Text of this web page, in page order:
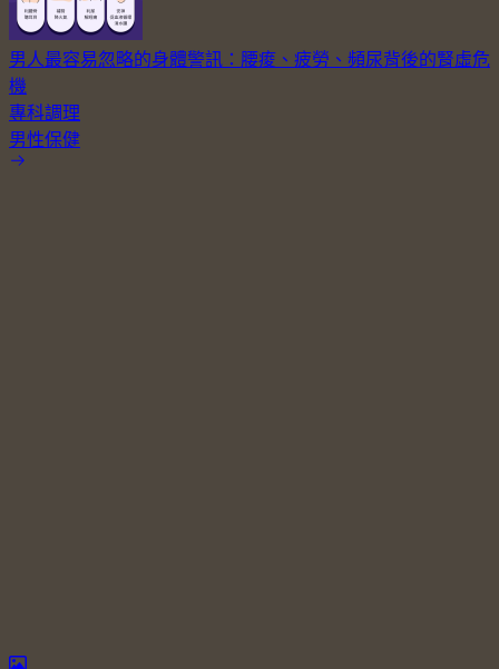
男人最容易忽略的身體警訊：腰痠、疲勞、頻尿背後的腎虛危
機
專科調理
男性保健